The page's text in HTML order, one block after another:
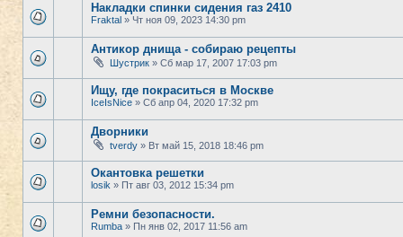
Накладки спинки сидения газ 2410
Fraktal » Чт ноя 09, 2023 14:30 pm
Антикор днища - собираю рецепты
Шустрик » Сб мар 17, 2007 17:03 pm
Ищу, где покраситься в Москве
IceIsNice » Сб апр 04, 2020 17:32 pm
Дворники
tverdy » Вт май 15, 2018 18:46 pm
Окантовка решетки
losik » Пт авг 03, 2012 15:34 pm
Ремни безопасности.
Rumba » Пн янв 02, 2017 11:56 am